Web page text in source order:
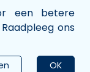
een betere
ons
OK